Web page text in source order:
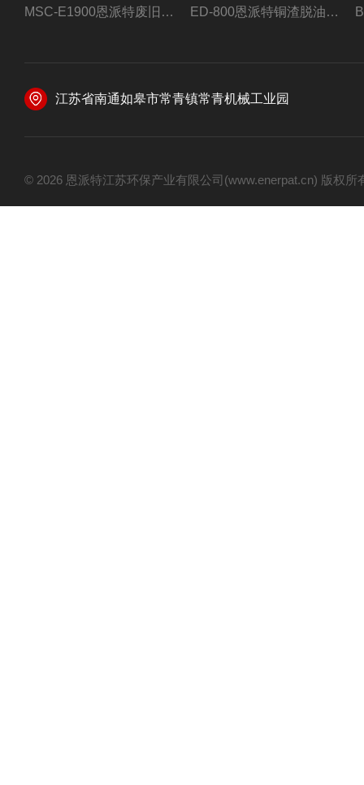
MSC-E1900恩派特废旧锂电池极片破碎处理设备 ED-800恩派特铜渣脱油机废铜屑铝屑甩油机
江苏省南通如皋市常青镇常青机械工业园
© 2026 恩派特江苏环保产业有限公司(www.enerpat.cn) 版权